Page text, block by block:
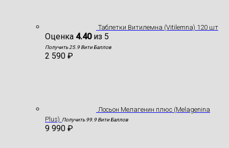
Таблетки Витилемна (Vitilemna) 120 шт
Оценка 4.40из 5
Получить 25.9 Вити Баллов
2 590 ₽
Лосьон Мелагенин плюс (Melagenina
Plus) Получить 99.9 Вити Баллов
9 990 ₽